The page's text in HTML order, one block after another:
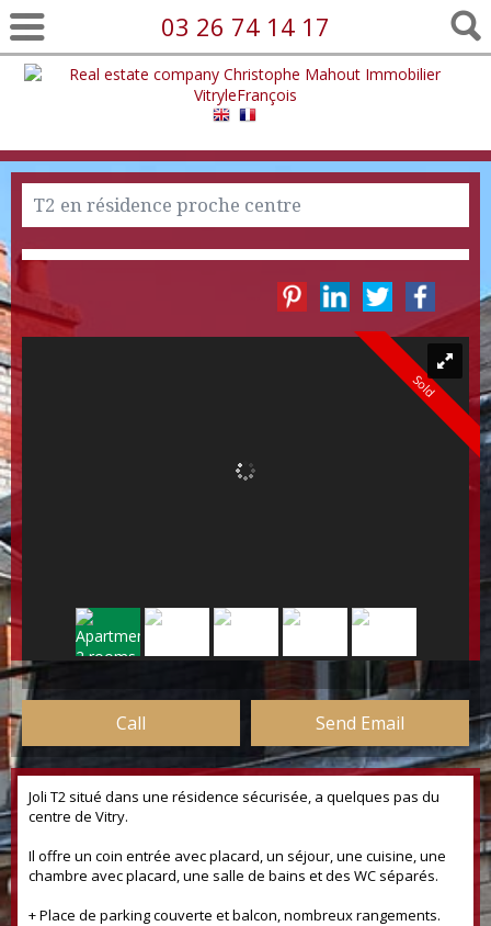
03 26 74 14 17
T2 en résidence proche centre
Sold
Call Send Email
Joli T2 situé dans une résidence sécurisée, a quelques pas du
centre de Vitry.
Il offre un coin entrée avec placard, un séjour, une cuisine, une
chambre avec placard, une salle de bains et des WC séparés.
+ Place de parking couverte et balcon, nombreux rangements.